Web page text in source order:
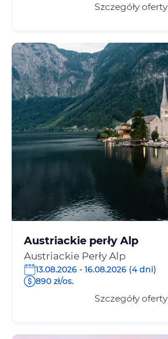
Szczegóły oferty
Austriackie perły Alp
Austriackie Perły Alp
13.08.2026 - 16.08.2026 (4 dni)
890 zł/os.
Szczegóły oferty